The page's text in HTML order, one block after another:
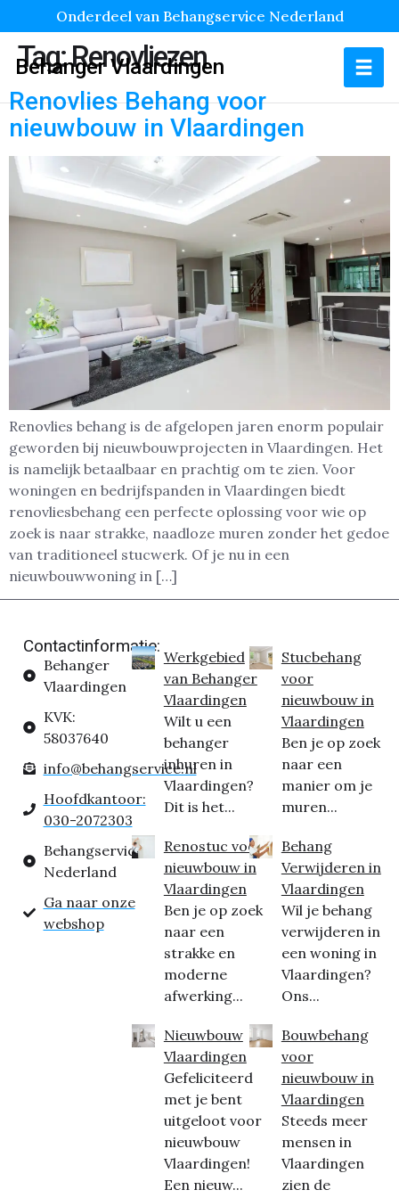
Onderdeel van Behangservice Nederland
Behanger Vlaardingen
Tag:Renovliezen
Renovlies Behang voor
nieuwbouw in Vlaardingen
Renovlies behang is de afgelopen jaren enorm populair
geworden bij nieuwbouwprojecten in Vlaardingen. Het
is namelijk betaalbaar en prachtig om te zien. Voor
woningen en bedrijfspanden in Vlaardingen biedt
renovliesbehang een perfecte oplossing voor wie op
zoek is naar strakke, naadloze muren zonder het gedoe
van traditioneel stucwerk. Of je nu in een
nieuwbouwwoning in […]
Contactinformatie:
Behanger
Vlaardingen
KVK:
58037640
info@behangservice.nl
Hoofdkantoor:
030-2072303
Behangservice
Nederland
Ga naar onze
webshop
Werkgebied
van Behanger
Vlaardingen
Wilt u een
behanger
inhuren in
Vlaardingen?
Dit is het...
Renostuc voor
nieuwbouw in
Vlaardingen
Ben je op zoek
naar een
strakke en
moderne
afwerking...
Nieuwbouw
Vlaardingen
Gefeliciteerd
met je bent
uitgeloot voor
nieuwbouw
Vlaardingen!
Een nieuw...
Stucbehang
voor
nieuwbouw in
Vlaardingen
Ben je op zoek
naar een
manier om je
muren...
Behang
Verwijderen in
Vlaardingen
Wil je behang
verwijderen in
een woning in
Vlaardingen?
Ons...
Bouwbehang
voor
nieuwbouw in
Vlaardingen
Steeds meer
mensen in
Vlaardingen
zien de